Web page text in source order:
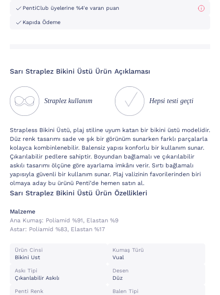
PentiClub üyelerine %4'e varan puan
Kapıda Ödeme
Sarı Straplez Bikini Üstü Ürün Açıklaması
Straplez kullanım Hepsi testi geçti
Strapless Bikini Üstü, plaj stiline uyum katan bir bikini üstü modelidir.
Düz renk tasarımı sade ve şık bir görünüm sunarken farklı parçalarla
kolayca kombinlenebilir. Balensiz yapısı konforlu bir kullanım sunar.
Çıkarılabilir pedlere sahiptir. Boyundan bağlamalı ve çıkarılabilir
askılı tasarımı ölçüne göre ayarlama imkânı verir. Sırtı bağlamalı
yapısıyla güvenli bir kullanım sunar. Plaj valizinin favorilerinden biri
olmaya aday bu ürünü Penti’de hemen satın al.
Sarı Straplez Bikini Üstü Ürün Özellikleri
Malzeme
Ana Kumaş: Poli̇ami̇d %91, Elastan %9
Astar: Poli̇ami̇d %83, Elastan %17
Ürün Cinsi
Bikini Ust
Kumaş Türü
Vual
Askı Tipi
Çıkarılabilir Askılı
Desen
Düz
Penti Renk
Balen Tipi